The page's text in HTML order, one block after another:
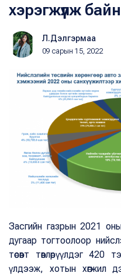
хэрэгжүүлж
Л.Дэлгэрмаа
09 сарын 15, 2022
Засгийн газрын 2021
дугаар тогтоолоор
төсөвт төвлөрүүлдэг 420
үлдээж, хотын хөгжил